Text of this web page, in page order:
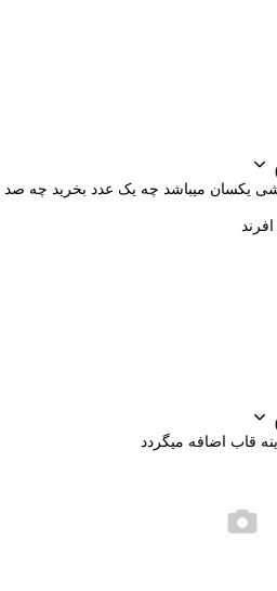
یکسان میباشد چه یک عدد بخرید چه صد
قاب اضافه میگردد